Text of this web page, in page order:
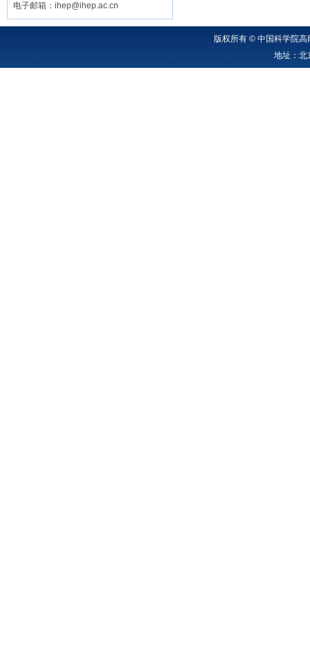
电子邮箱：ihep@ihep.ac.cn
版权所有 © 中国科学院
地址：